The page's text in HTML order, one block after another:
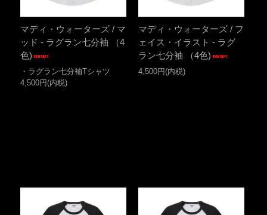
マディ・ウォーターズ / マ
ッド - ラグラン七分袖 （4
色)
・ラグラン七分袖Tシャツ
4,500円(内税)
マディ・ウォーターズ / フ
ェイス・イラスト - ラグ
ラン七分袖 （4色)
4,500円(内税)